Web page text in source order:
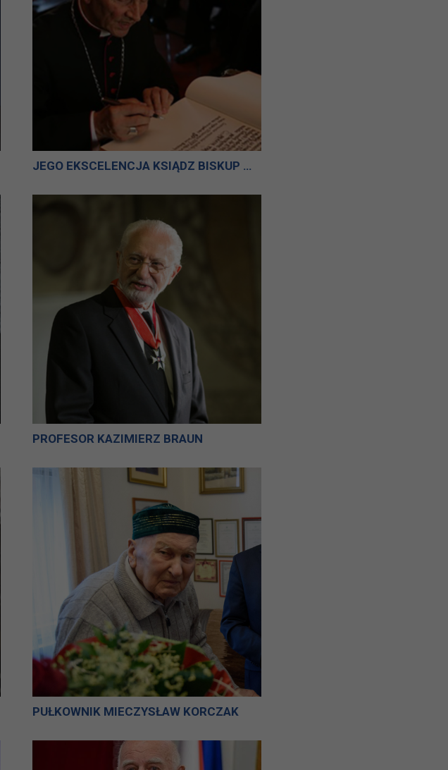
JEGO EKSCELENCJA KSIĄDZ BISKUP WŁADYSŁAW BOBOWSKI
PROFESOR KAZIMIERZ BRAUN
PUŁKOWNIK MIECZYSŁAW KORCZAK